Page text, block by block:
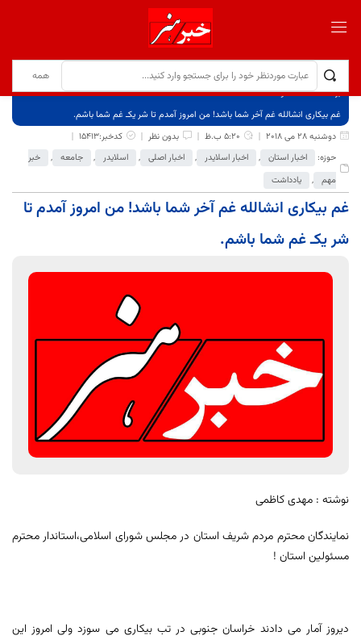
برگ نخست
نوشته‌ها
غم بیکاری انشالله غم آخر شما باشد! من امروز آمدم تا شر یکـ غم شما باشم.
دوشنبه 28 می 2018
5:20 ب.ظ بدون نظر
کدخبر:15413
حوزه:
اخبار استان , اخبار اسلایدر , اخبار اصلی , اسلایدر , جامعه ,
خبر
مهم , یادداشت
غم بیکاری انشالله غم آخر شما باشد! من امروز آمدم تا
شر یکـ غم شما باشم.
نوشته : مهدی کاظمی
نمایندگان محترم مردم شریف استان در مجلس شورای اسلامی،استاندار محترم
مسئولین استان !
دیروز آمار می دادند خراسان جنوبی در تب بیکاری می سوزد ولی امروز این